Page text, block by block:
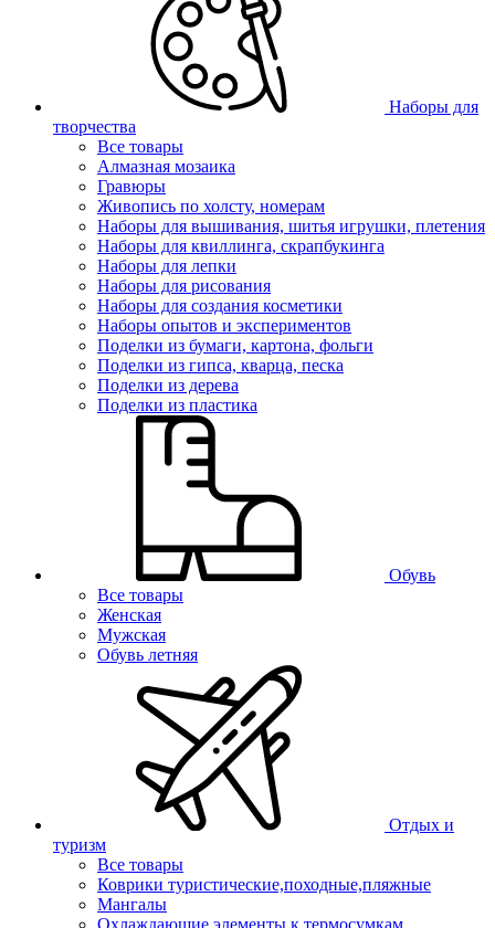
Наборы для
творчества
Все товары
Алмазная мозаика
Гравюры
Живопись по холсту, номерам
Наборы для вышивания, шитья игрушки, плетения
Наборы для квиллинга, скрапбукинга
Наборы для лепки
Наборы для рисования
Наборы для создания косметики
Наборы опытов и экспериментов
Поделки из бумаги, картона, фольги
Поделки из гипса, кварца, песка
Поделки из дерева
Поделки из пластика
Обувь
Все товары
Женская
Мужская
Обувь летняя
Отдых и
туризм
Все товары
Коврики туристические,походные,пляжные
Мангалы
Охлаждающие элементы к термосумкам